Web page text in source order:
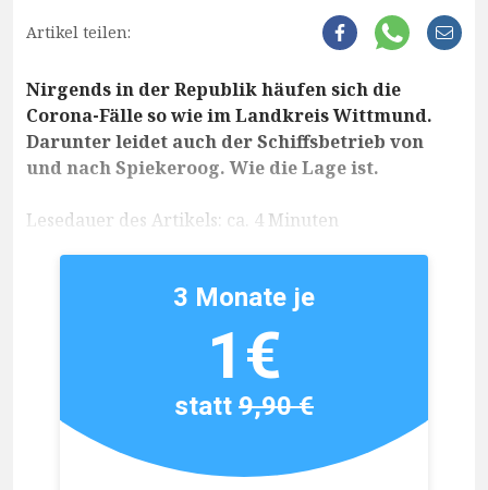
Artikel teilen:
Nirgends in der Republik häufen sich die
Corona-Fälle so wie im Landkreis Wittmund.
Darunter leidet auch der Schiffsbetrieb von
und nach Spiekeroog. Wie die Lage ist.
Lesedauer des Artikels: ca. 4 Minuten
3 Monate je
1€
statt9,90 €